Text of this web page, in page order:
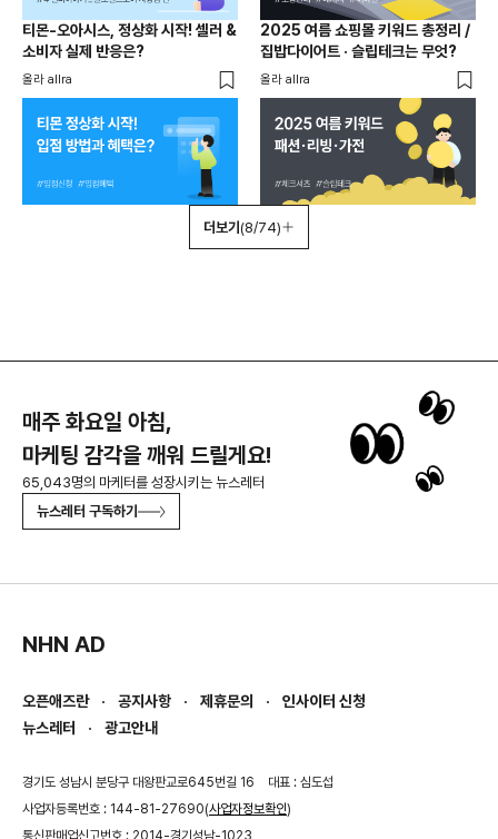
티몬-오아시스, 정상화 시작! 셀러 &
소비자 실제 반응은?
올라 allra
2025 여름 쇼핑몰 키워드 총정리 /
집밥다이어트 · 슬립테크는 무엇?
올라 allra
더보기(8/74)
매주 화요일 아침,
마케팅 감각을 깨워 드릴게요!
65,043명의 마케터를 성장시키는 뉴스레터
뉴스레터 구독하기
NHN AD
오픈애즈란 공지사항 제휴문의
인사이터 신청
뉴스레터
광고안내
경기도 성남시 분당구 대왕판교로645번길 16
대표 : 심도섭
사업자등록번호 : 144-81-27690(사업자정보확인)